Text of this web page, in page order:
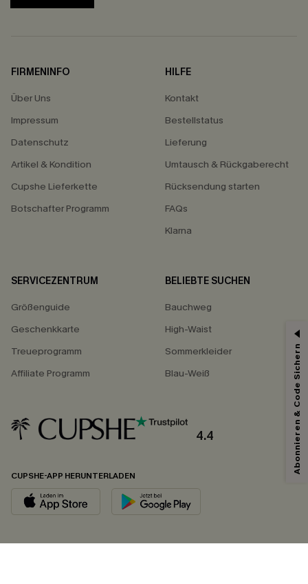
FIRMENINFO
Über Uns
Impressum
Datenschutz
Artikel & Kondition
Cupshe Lieferkette
Botschafter Programm
HILFE
Kontakt
Bestellstatus
Lieferung
Umtausch & Rückgaberecht
Rücksendung starten
FAQs
Klarna
SERVICEZENTRUM
Größenguide
Geschenkkarte
Treueprogramm
Affiliate Programm
BELIEBTE SUCHEN
Bauchweg
High-Waist
Sommerkleider
Blau-Weiß
4.4
CUPSHE-APP HERUNTERLADEN
Abonnieren & Code Sichern